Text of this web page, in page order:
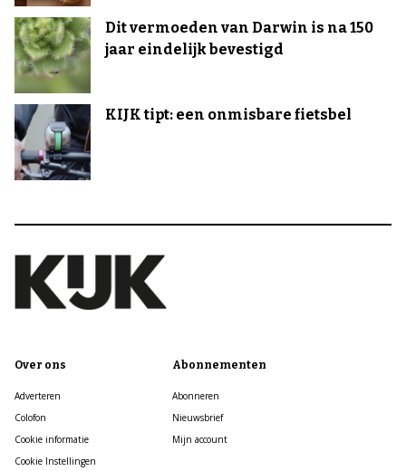
Dit vermoeden van Darwin is na 150
jaar eindelijk bevestigd
KIJK tipt: een onmisbare fietsbel
Over ons
Adverteren
Colofon
Cookie informatie
Cookie Instellingen
Abonnementen
Abonneren
Nieuwsbrief
Mijn account